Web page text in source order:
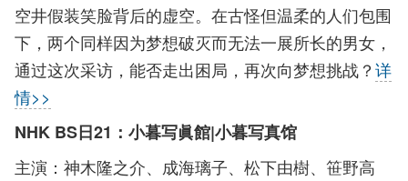
空井假装笑脸背后的虚空。在古怪但温柔的人们包围
下，两个同样因为梦想破灭而无法一展所长的男女，
通过这次采访，能否走出困局，再次向梦想挑战？详
情>>
NHK BS日21：小暮写眞館|小暮写真馆
主演：神木隆之介、成海璃子、松下由樹、笹野高